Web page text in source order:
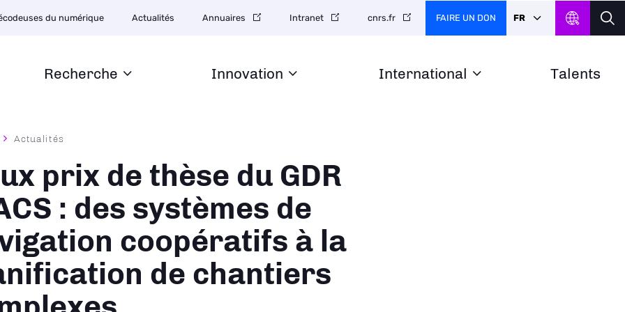
Recherche Innovation International Talents
du numérique Actualités Annuaires Intranet cnrs.fr FAIRE UN DON FR
Actualités
prix de thèse du GDR
: des systèmes de
coopératifs à la
de chantiers